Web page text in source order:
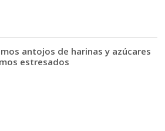
antojos de harinas y azúcares
estresados